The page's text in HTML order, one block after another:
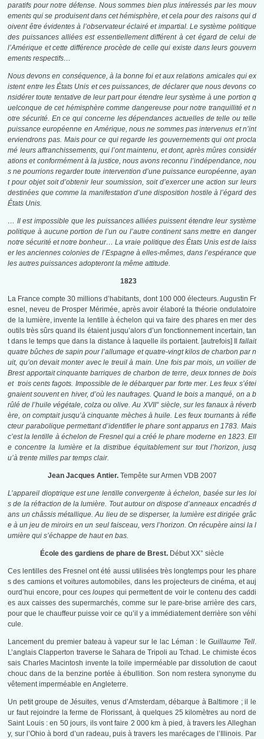
paratifs pour notre défense. Nous sommes bien plus intéressés par les mouv
ements qui se produisent dans cet hémisphère, et cela pour des raisons qui d
oivent être évidentes à l’observateur éclairé et impartial. Le système politique
des puissances alliées est essentiellement différent à cet égard de celui de
l’Amérique et cette différence procède de celle qui existe dans leurs gouvern
ements respectifs…
Nous devons en conséquence, à la bonne foi et aux relations amicales qui ex
istent entre les États Unis et ces puissances, de déclarer que nous devons co
nsidérer toute tentative de leur part pour étendre leur système à une portion q
uelconque de cet hémisphère comme dangereuse pour notre tranquillité et n
otre sécurité. En ce qui concerne les dépendances actuelles de telle ou telle
puissance européenne en Amérique, nous ne sommes pas intervenus et n’int
erviendrons pas. Mais pour ce qui regarde les gouvernements qui ont procla
mé leurs affranchissements, qui l’ont maintenu, et dont, après mûres considér
ations et conformément à la justice, nous avons reconnu l’indépendance, nou
s ne pourrions regarder toute intervention d’une puissance européenne, ayan
t pour objet soit d’obtenir leur soumission, soit d’exercer une action sur leurs
destinées que comme la manifestation d’une disposition hostile à l’égard des
États Unis.
… Il est impossible que les puissances alliées puissent étendre leur système
politique à aucune portion de l’un ou l’autre continent sans mettre en danger
notre sécurité et notre bonheur… La vraie politique des États Unis est de laiss
er les anciennes colonies de l’Espagne à elles-mêmes, dans l’espérance que
les autres puissances adopteront la même attitude.
1823
La France compte 30 millions d’habitants, dont 100 000 électeurs. Augustin Fr
esnel, neveu de Prosper Mérimée, après avoir élaboré la théorie ondulatoire
de la lumière, invente la lentille à échelon qui va faire des phares en mer des
outils très sûrs quand ils étaient jusqu’alors d’un fonctionnement incertain, tan
t dans le temps que dans la distance à laquelle ils portaient. [autrefois] Il
fallait
quatre bûches de sapin pour l’allumage et quatre-vingt kilos de charbon par n
uit, qu’on devait monter avec le treuil à main. Une fois par mois, un voilier de
Brest apportait cinquante barriques de charbon de terre, deux tonnes de bois
et trois cents fagots. Impossible de le débarquer par forte mer. Les feux s’étei
gnaient souvent en hiver, d’où les naufrages. Quand le bois a manqué, on a b
rûlé de l’huile végétale, colza ou olive. Au XVII° siècle, sur les fanaux à réverb
ère, on comptait jusqu’à cinquante mèches à huile. Les feux tournants à réfle
cteur parabolique permettant d’identifier le phare sont apparus en 1783. Mais
c’est la lentille à échelon de Fresnel qui a créé le phare moderne en 1823. Ell
e concentre la lumière et la distribue équitablement sur tout l’horizon, jusq
u’à trente milles par temps clair.
Jean Jacques Antier. Tempête sur Armen VDB 2007
L’appareil dioptrique est une lentille convergente à échelon, basée sur les loi
s de la réfraction de la lumière. Tout autour on dispose d’anneaux encadrés d
ans un châssis métallique. Au lieu de se disperser, la lumière est dirigée grâc
e à un jeu de miroirs en un seul faisceau, vers l’horizon. On récupère ainsi la l
umière qui s’échappe de haut en bas.
École des gardiens de phare de Brest. Début XX° siècle
Ces lentilles des Fresnel ont été aussi utilisées très longtemps pour les phare
s des camions et voitures automobiles, dans les projecteurs de cinéma, et auj
ourd’hui encore, pour cesloupes qui permettent de voir le contenu des caddi
es aux caisses des supermarchés, comme sur le pare-brise arrière des cars,
pour que le chauffeur puisse voir ce qu’il y a immédiatement derrière son véhi
cule.
Lancement du premier bateau à vapeur sur le lac Léman : le Guillaume Tell.
L’anglais Clapperton traverse le Sahara de Tripoli au Tchad. Le chimiste écos
sais Charles Macintosh invente la toile imperméable par dissolution de caout
chouc dans de la benzine portée à ébullition. Son nom restera synonyme du
vêtement imperméable en Angleterre.
Un petit groupe de Jésuites, venus d’Amsterdam, débarque à Baltimore ; il le
ur faut rejoindre la ferme de Florissant, à quelques 25 kilomètres au nord de
Saint Louis : en 50 jours, ils vont faire 2 000 km à pied, à travers les Alleghan
y, sur l’Ohio à bord d’un radeau, puis à travers les marécages de l’Illinois. Par